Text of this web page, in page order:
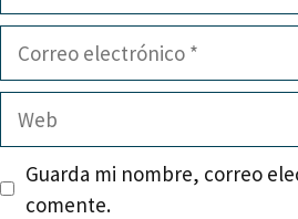
Guarda mi nombre, correo
comente.